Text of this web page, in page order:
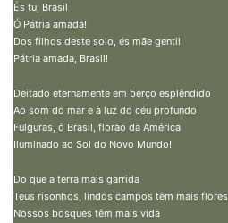
És tu, Brasil
Ó Pátria amada!
Dos filhos deste solo, és mãe gentil
Pátria amada, Brasil!
Deitado eternamente em berço esplêndido
Ao som do mar e à luz do céu profundo
Fulguras, ó Brasil, florão da América
Iluminado ao Sol do Novo Mundo!
Do que a terra mais garrida
Teus risonhos, lindos campos têm mais flores
Nossos bosques têm mais vida